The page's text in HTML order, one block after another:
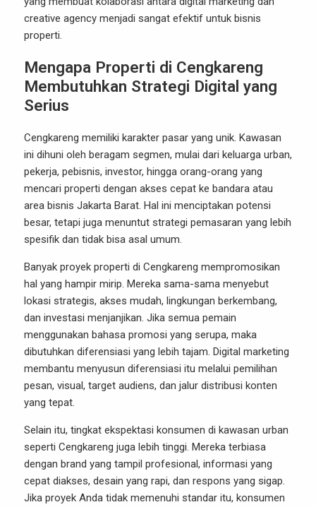
creative agency menjadi sangat efektif untuk bisnis
properti.
Mengapa Properti di Cengkareng
Membutuhkan Strategi Digital yang
Serius
Cengkareng memiliki karakter pasar yang unik. Kawasan
ini dihuni oleh beragam segmen, mulai dari keluarga urban,
pekerja, pebisnis, investor, hingga orang-orang yang
mencari properti dengan akses cepat ke bandara atau
area bisnis Jakarta Barat. Hal ini menciptakan potensi
besar, tetapi juga menuntut strategi pemasaran yang lebih
spesifik dan tidak bisa asal umum.
Banyak proyek properti di Cengkareng mempromosikan
hal yang hampir mirip. Mereka sama-sama menyebut
lokasi strategis, akses mudah, lingkungan berkembang,
dan investasi menjanjikan. Jika semua pemain
menggunakan bahasa promosi yang serupa, maka
dibutuhkan diferensiasi yang lebih tajam. Digital marketing
membantu menyusun diferensiasi itu melalui pemilihan
pesan, visual, target audiens, dan jalur distribusi konten
yang tepat.
Selain itu, tingkat ekspektasi konsumen di kawasan urban
seperti Cengkareng juga lebih tinggi. Mereka terbiasa
dengan brand yang tampil profesional, informasi yang
cepat diakses, desain yang rapi, dan respons yang sigap.
Jika proyek Anda tidak memenuhi standar itu, konsumen